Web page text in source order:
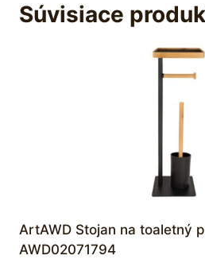
Súvisiace
ArtAWD Stojan na toaletný
AWD02071794